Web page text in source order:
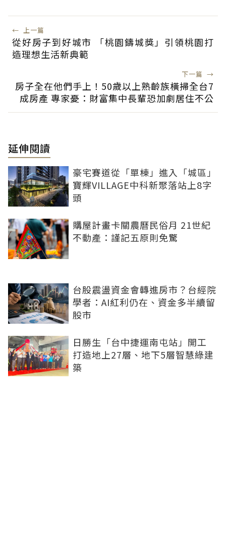
← 上一篇
從好房子到好城市 「桃園鑄城獎」引領桃園打
造理想生活新典範
下一篇 →
房子全在他們手上！50歲以上熟齡族橫掃全台7
成房產 專家憂：財富集中長輩恐加劇居住不公
延伸閱讀
豪宅賽道從「單棟」進入「城區」
寶輝VILLAGE中科新聚落站上8字
頭
購屋計畫卡關農曆民俗月 21世紀
不動產：謹記五原則免驚
台股震盪資金會轉進房市？台經院
學者：AI紅利仍在、資金多半續留
股市
日勝生「台中捷運南屯站」開工
打造地上27層、地下5層智慧綠建
築